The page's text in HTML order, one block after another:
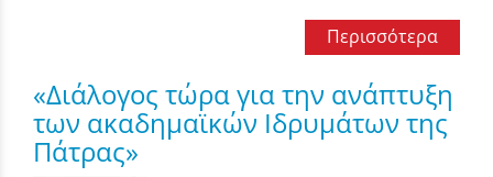
Περισσότερα
«Διάλογος τώρα για την ανάπτυξη
των ακαδημαϊκών Ιδρυμάτων της
Πάτρας»